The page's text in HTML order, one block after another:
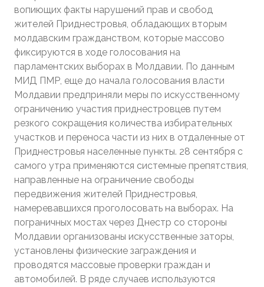
вопиющих факты нарушений прав и свобод
жителей Приднестровья, обладающих вторым
молдавским гражданством, которые массово
фиксируются в ходе голосования на
парламентских выборах в Молдавии. По данным
МИД ПМР, еще до начала голосования власти
Молдавии предприняли меры по искусственному
ограничению участия приднестровцев путем
резкого сокращения количества избирательных
участков и переноса части из них в отдаленные от
Приднестровья населенные пункты. 28 сентября с
самого утра применяются системные препятствия,
направленные на ограничение свободы
передвижения жителей Приднестровья,
намеревавшихся проголосовать на выборах. На
пограничных мостах через Днестр со стороны
Молдавии организованы искусственные заторы,
установлены физические заграждения и
проводятся массовые проверки граждан и
автомобилей. В ряде случаев используются